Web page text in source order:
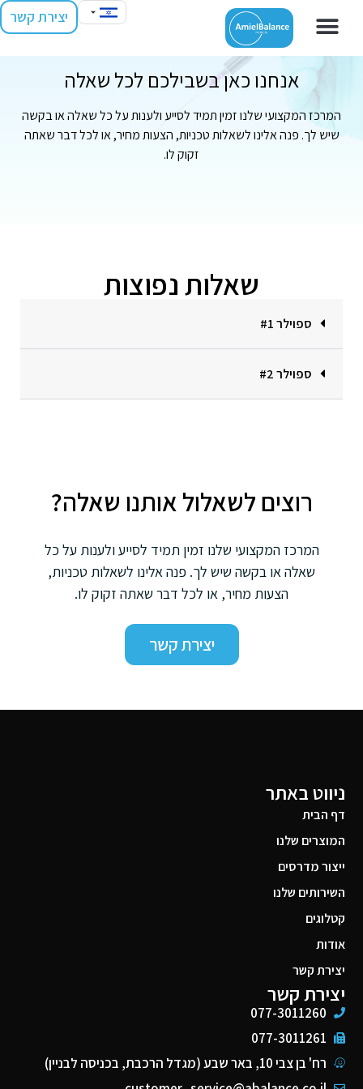
יצירת קשר
מרכז התמיכה שלנו
אנחנו כאן בשבילכם לכל שאלה
המרכז המקצועי שלנו זמין תמיד לסייע ולענות על כל שאלה או בקשה
שיש לך. פנה אלינו לשאלות טכניות, הצעות מחיר, או לכל דבר שאתה
זקוק לו.
שאלות נפוצות
ספוילר #1
ספוילר #2
רוצים לשאלול אותנו שאלה?
המרכז המקצועי שלנו זמין תמיד לסייע ולענות על כל
שאלה או בקשה שיש לך. פנה אלינו לשאלות טכניות,
הצעות מחיר, או לכל דבר שאתה זקוק לו.
יצירת קשר
ניווט באתר
דף הבית
המוצרים שלנו
ייצור מדרסים
השירותים שלנו
קטלוגים
אודות
יצירת קשר
יצירת קשר
077-3011260
077-3011261
רח' בן צבי 10, באר שבע (מגדל הרכבת, בכניסה לבניין)